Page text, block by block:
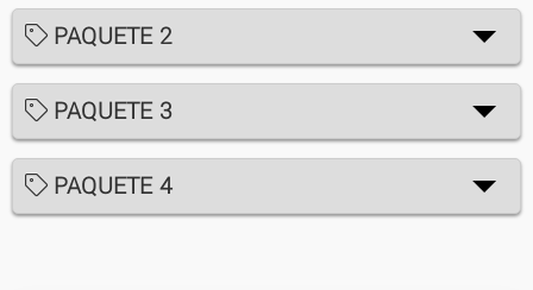
PAQUETE 2
PAQUETE 3
PAQUETE 4